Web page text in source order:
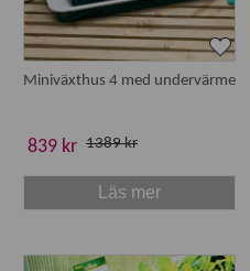
Miniväxthus 4 med undervärme
839 kr 1389 kr
Läs mer